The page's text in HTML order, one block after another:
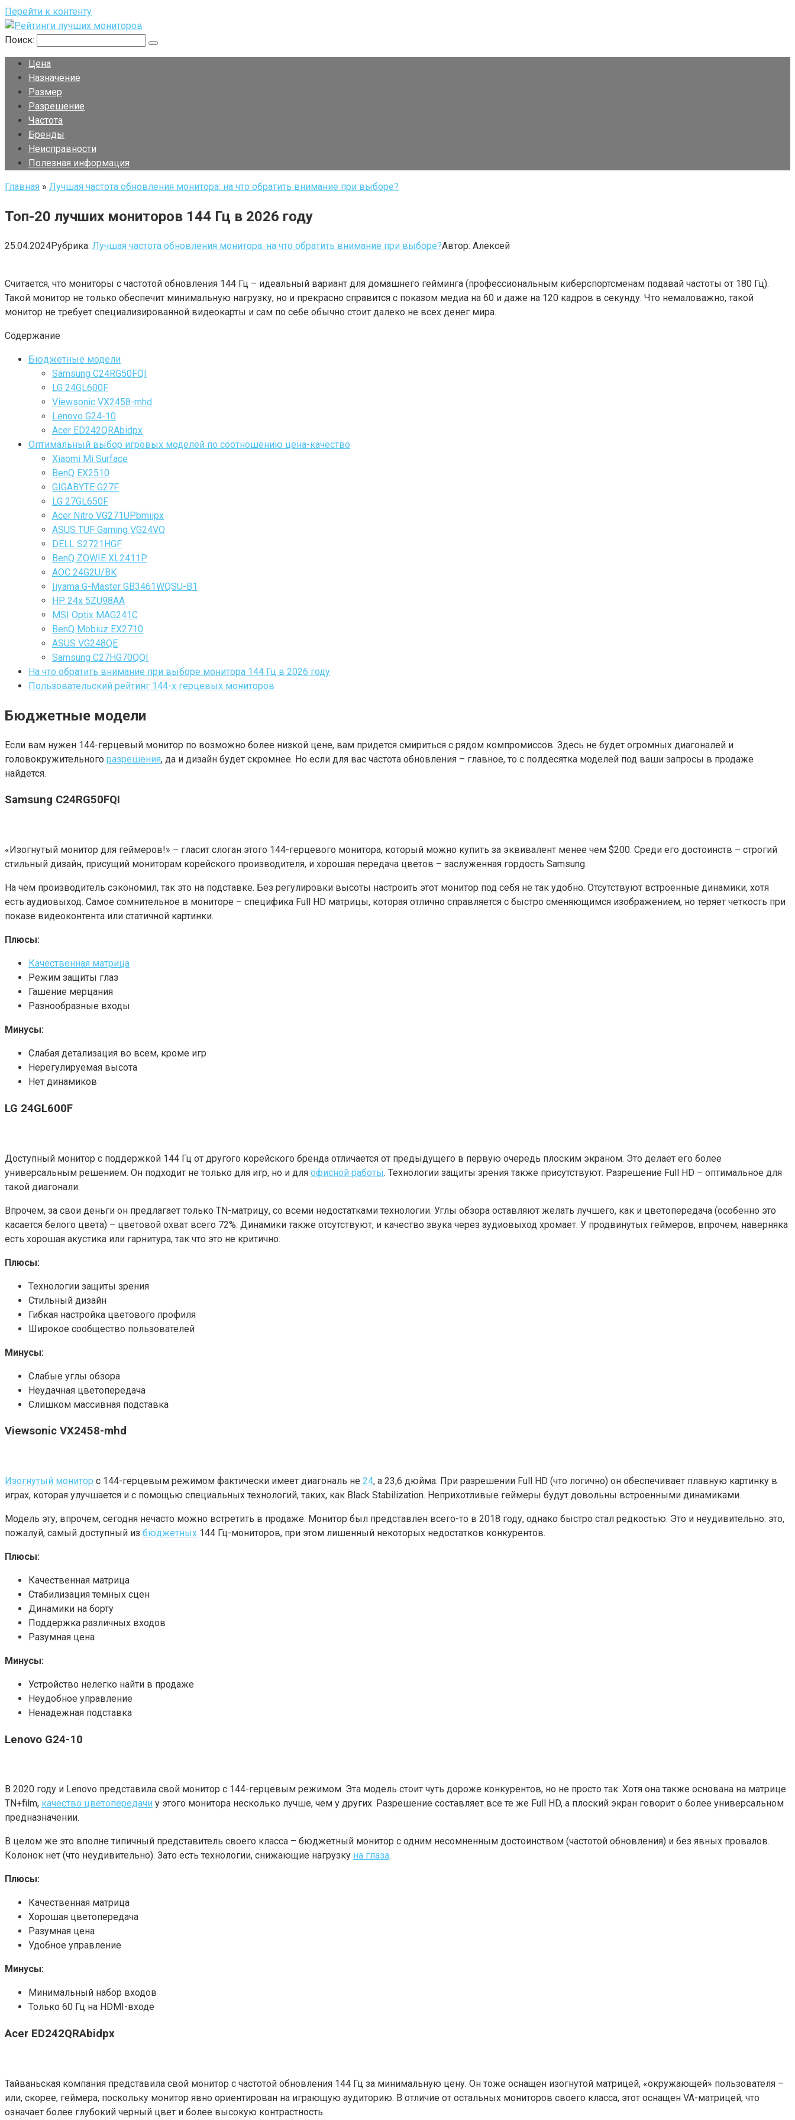
Перейти к контенту
Поиск:
Цена
Назначение
Размер
Разрешение
Частота
Бренды
Неисправности
Полезная информация
Главная » Лучшая частота обновления монитора: на что обратить внимание при выборе?
Топ-20 лучших мониторов 144 Гц в 2026 году
25.04.2024Рубрика: Лучшая частота обновления монитора: на что обратить внимание при выборе?Автор: Алексей
Считается, что мониторы с частотой обновления 144 Гц – идеальный вариант для домашнего гейминга (профессиональным киберспортсменам подавай частоты от 180 Гц).
Такой монитор не только обеспечит минимальную нагрузку, но и прекрасно справится с показом медиа на 60 и даже на 120 кадров в секунду. Что немаловажно, такой
монитор не требует специализированной видеокарты и сам по себе обычно стоит далеко не всех денег мира.
Содержание
Бюджетные модели
Samsung C24RG50FQI
LG 24GL600F
Viewsonic VX2458-mhd
Lenovo G24-10
Acer ED242QRAbidpx
Оптимальный выбор игровых моделей по соотношению цена-качество
Xiaomi Mi Surface
BenQ EX2510
GIGABYTE G27F
LG 27GL650F
Acer Nitro VG271UPbmiipx
ASUS TUF Gaming VG24VQ
DELL S2721HGF
BenQ ZOWIE XL2411P
AOC 24G2U/BK
Iiyama G-Master GB3461WQSU-B1
HP 24x 5ZU98AA
MSI Optix MAG241C
BenQ Mobiuz EX2710
ASUS VG248QE
Samsung C27HG70QQI
На что обратить внимание при выборе монитора 144 Гц в 2026 году
Пользовательский рейтинг 144-х герцевых мониторов
Бюджетные модели
Если вам нужен 144-герцевый монитор по возможно более низкой цене, вам придется смириться с рядом компромиссов. Здесь не будет огромных диагоналей и
головокружительного разрешения, да и дизайн будет скромнее. Но если для вас частота обновления – главное, то с полдесятка моделей под ваши запросы в продаже
найдется.
Samsung C24RG50FQI
«Изогнутый монитор для геймеров!» – гласит слоган этого 144-герцевого монитора, который можно купить за эквивалент менее чем $200. Среди его достоинств – строгий
стильный дизайн, присущий мониторам корейского производителя, и хорошая передача цветов – заслуженная гордость Samsung.
На чем производитель сэкономил, так это на подставке. Без регулировки высоты настроить этот монитор под себя не так удобно. Отсутствуют встроенные динамики, хотя
есть аудиовыход. Самое сомнительное в мониторе – специфика Full HD матрицы, которая отлично справляется с быстро сменяющимся изображением, но теряет четкость при
показе видеоконтента или статичной картинки.
Плюсы:
Качественная матрица
Режим защиты глаз
Гашение мерцания
Разнообразные входы
Минусы:
Слабая детализация во всем, кроме игр
Нерегулируемая высота
Нет динамиков
LG 24GL600F
Доступный монитор с поддержкой 144 Гц от другого корейского бренда отличается от предыдущего в первую очередь плоским экраном. Это делает его более
универсальным решением. Он подходит не только для игр, но и для офисной работы. Технологии защиты зрения также присутствуют. Разрешение Full HD – оптимальное для
такой диагонали.
Впрочем, за свои деньги он предлагает только TN-матрицу, со всеми недостатками технологии. Углы обзора оставляют желать лучшего, как и цветопередача (особенно это
касается белого цвета) – цветовой охват всего 72%. Динамики также отсутствуют, и качество звука через аудиовыход хромает. У продвинутых геймеров, впрочем, наверняка
есть хорошая акустика или гарнитура, так что это не критично.
Плюсы:
Технологии защиты зрения
Стильный дизайн
Гибкая настройка цветового профиля
Широкое сообщество пользователей
Минусы:
Слабые углы обзора
Неудачная цветопередача
Слишком массивная подставка
Viewsonic VX2458-mhd
Изогнутый монитор с 144-герцевым режимом фактически имеет диагональ не 24, а 23,6 дюйма. При разрешении Full HD (что логично) он обеспечивает плавную картинку в
играх, которая улучшается и с помощью специальных технологий, таких, как Black Stabilization. Неприхотливые геймеры будут довольны встроенными динамиками.
Модель эту, впрочем, сегодня нечасто можно встретить в продаже. Монитор был представлен всего-то в 2018 году, однако быстро стал редкостью. Это и неудивительно: это,
пожалуй, самый доступный из бюджетных 144 Гц-мониторов, при этом лишенный некоторых недостатков конкурентов.
Плюсы:
Качественная матрица
Стабилизация темных сцен
Динамики на борту
Поддержка различных входов
Разумная цена
Минусы:
Устройство нелегко найти в продаже
Неудобное управление
Ненадежная подставка
Lenovo G24-10
В 2020 году и Lenovo представила свой монитор с 144-герцевым режимом. Эта модель стоит чуть дороже конкурентов, но не просто так. Хотя она также основана на матрице
TN+film, качество цветопередачи у этого монитора несколько лучше, чем у других. Разрешение составляет все те же Full HD, а плоский экран говорит о более универсальном
предназначении.
В целом же это вполне типичный представитель своего класса – бюджетный монитор с одним несомненным достоинством (частотой обновления) и без явных провалов.
Колонок нет (что неудивительно). Зато есть технологии, снижающие нагрузку на глаза.
Плюсы:
Качественная матрица
Хорошая цветопередача
Разумная цена
Удобное управление
Минусы:
Минимальный набор входов
Только 60 Гц на HDMI-входе
Acer ED242QRAbidpx
Тайваньская компания представила свой монитор с частотой обновления 144 Гц за минимальную цену. Он тоже оснащен изогнутой матрицей, «окружающей» пользователя –
или, скорее, геймера, поскольку монитор явно ориентирован на играющую аудиторию. В отличие от остальных мониторов своего класса, этот оснащен VA-матрицей, что
означает более глубокий черный цвет и более высокую контрастность.